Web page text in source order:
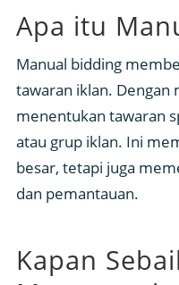
Apa itu
Manual bidding
tawaran iklan. Dengan
menentukan tawaran
atau grup iklan. Ini
besar, tetapi juga
dan pemantauan.
Kapan